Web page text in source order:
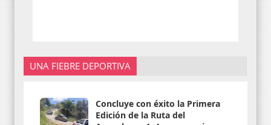
UNA FIEBRE DEPORTIVA
Concluye con éxito la Primera
Edición de la Ruta del